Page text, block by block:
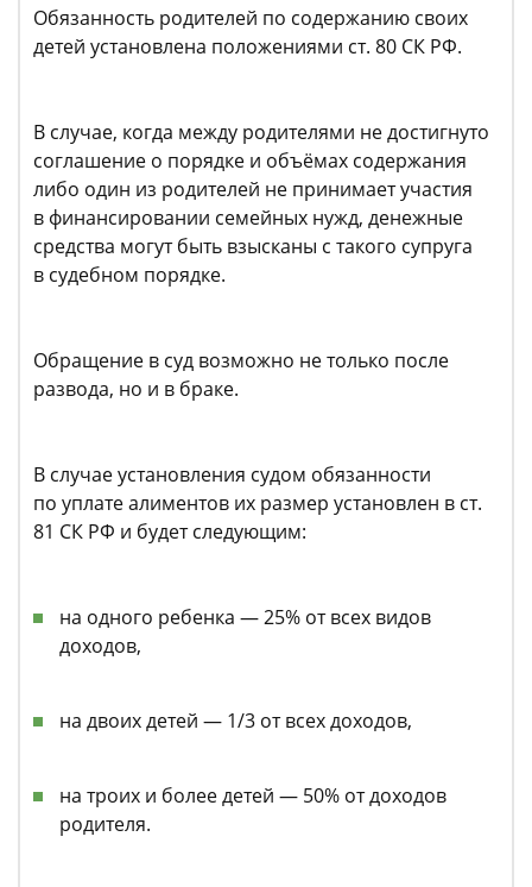
Обязанность родителей по содержанию своих
детей установлена положениями ст. 80 СК РФ.
В случае, когда между родителями не достигнуто
соглашение о порядке и объёмах содержания
либо один из родителей не принимает участия
в финансировании семейных нужд, денежные
средства могут быть взысканы с такого супруга
в судебном порядке.
Обращение в суд возможно не только после
развода, но и в браке.
В случае установления судом обязанности
по уплате алиментов их размер установлен в ст.
81 СК РФ и будет следующим:
на одного ребенка — 25% от всех видов
доходов,
на двоих детей — 1/3 от всех доходов,
на троих и более детей — 50% от доходов
родителя.